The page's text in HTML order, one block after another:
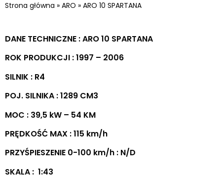
Strona główna » ARO » ARO 10 SPARTANA
DANE TECHNICZNE : ARO 10 SPARTANA
ROK PRODUKCJI : 1997 – 2006
SILNIK : R4
POJ. SILNIKA : 1289 CM3
MOC : 39,5 kW – 54 KM
PRĘDKOŚĆ MAX : 115 km/h
PRZYŚPIESZENIE 0-100 km/h : N/D
SKALA : 1:43